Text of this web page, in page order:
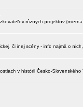
rôznych projektov
či inej scény - info najmä o
v histórii Česko-Slovenského